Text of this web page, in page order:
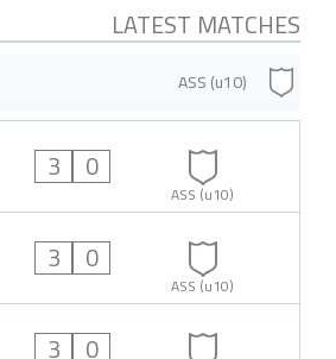
LATEST MATCHES
ASS (u10)
3 0
ASS (u10)
3 0
ASS (u10)
3 0